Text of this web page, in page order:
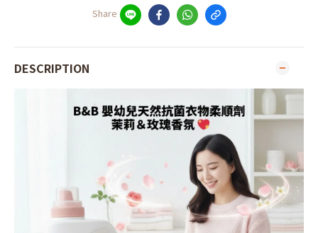
Share
DESCRIPTION